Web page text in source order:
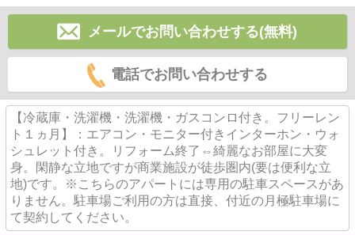
メールでお問い合わせする(無料)
電話でお問い合わせする
【冷蔵庫・洗濯機・洗濯機・ガスコンロ付き。フリーレン
ト１ヵ月】：エアコン・モニター付きインターホン・ウォ
シュレット付き。リフォーム終了⇔綺麗なお部屋に大変
身。閑静な立地ですが商業施設が徒歩圏内(要は便利な立
地)です。※こちらのアパートには専用の駐車スペースがあ
りません。駐車場ご利用の方は直接、付近の月極駐車場に
て契約してください。